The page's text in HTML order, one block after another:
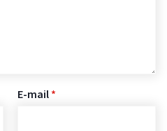
E-mail *